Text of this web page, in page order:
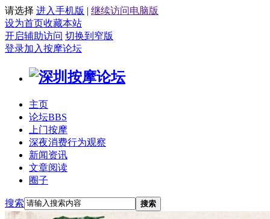
请选择 进入手机版 | 继续访问电脑版
设为首页收藏本站
开启辅助访问 切换到窄版
登录加入按摩论坛
主页
论坛BBS
上门按摩
深夜消费行为观察
新闻资讯
文章阅读
圈子
搜索 搜索